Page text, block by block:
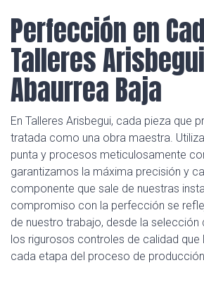
Perfección en
Talleres
Abaurrea Baja
En Talleres Arisbegui, cada pieza que
tratada como una obra maestra.
punta y procesos meticulosamente
garantizamos la máxima precisión y
componente que sale de nuestras
compromiso con la perfección se
de nuestro trabajo, desde la selección
los rigurosos controles de calidad
cada etapa del proceso de